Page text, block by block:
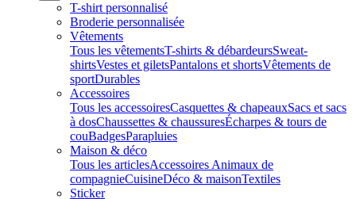
T-shirt personnalisé
Broderie personnalisée
Vêtements
Tous les vêtementsT-shirts & débardeursSweat-
shirtsVestes et giletsPantalons et shortsVêtements de
sportDurables
Accessoires
Tous les accessoiresCasquettes & chapeauxSacs et sacs
à dosChaussettes & chaussuresÉcharpes & tours de
couBadgesParapluies
Maison & déco
Tous les articlesAccessoires Animaux de
compagnieCuisineDéco & maisonTextiles
Sticker